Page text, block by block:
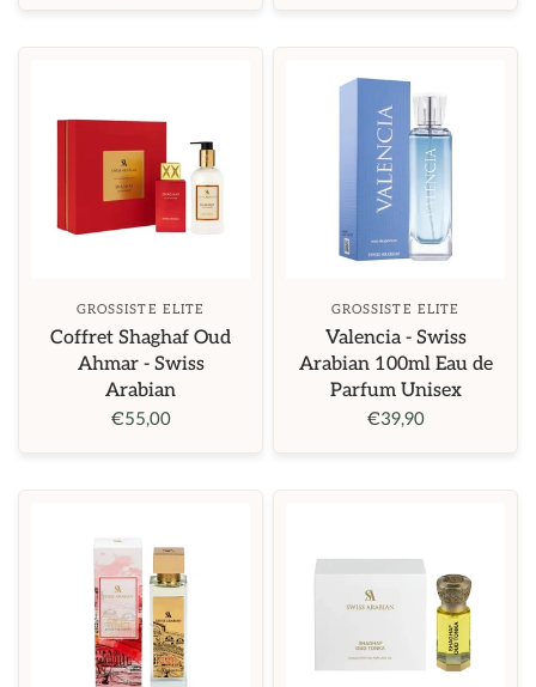
GROSSISTE ELITE
Coffret Shaghaf Oud
Ahmar - Swiss
Arabian
€55,00
GROSSISTE ELITE
Valencia - Swiss
Arabian 100ml Eau de
Parfum Unisex
€39,90